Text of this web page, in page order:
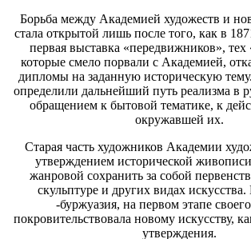
Борьба между Академией художеств и
стала открытой лишь после того, как в
первая выставка «передвижников», тех
которые смело порвали с Академией,
дипломы на заданную историческую
определили дальнейший путь реализма в
обращением к бытовой тематике, к
окружавшей их.
Старая часть художников Академии
утверждением исторической
жанровой сохранить за собой
скульптуре и других видах
-буржуазия, на первом этапе
покровительствовала новому искусству,
утверждения.